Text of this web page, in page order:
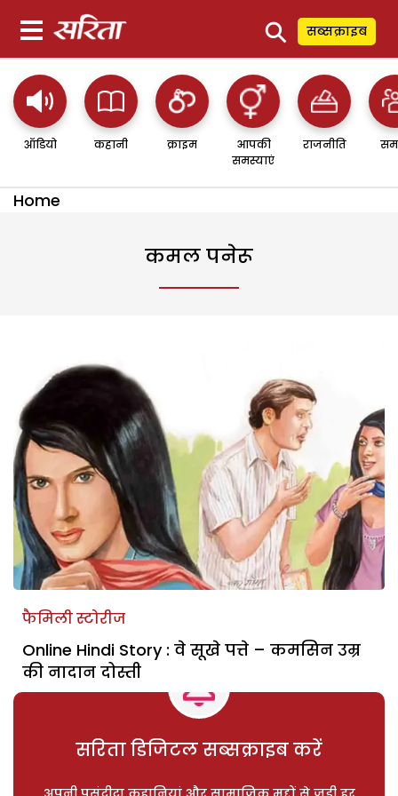
⚲ सब्सक्राइब
ऑडियो कहानी क्राइम
आपकी
समस्याएं
राजनीति
Home
कमल पनेरू
फैमिली स्टोरीज
Online Hindi Story : वे सूखे पत्ते – कमसिन उम्र
की नादान दोस्ती
सरिता डिजिटल सब्सक्राइब करें